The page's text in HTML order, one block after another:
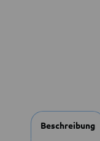
Beschreibung